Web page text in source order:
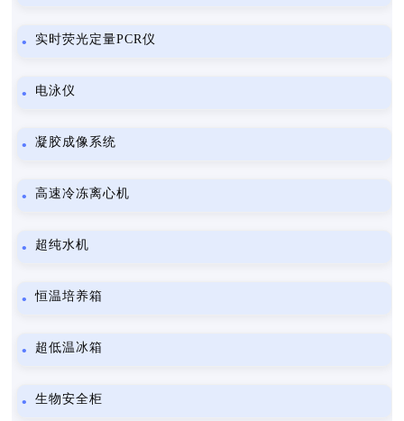
实时荧光定量PCR仪
电泳仪
凝胶成像系统
高速冷冻离心机
超纯水机
恒温培养箱
超低温冰箱
生物安全柜